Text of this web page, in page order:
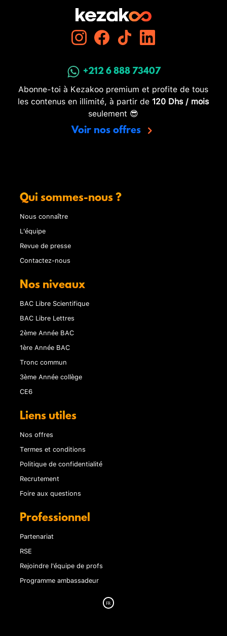
+212 6 888 73407
Abonne-toi à Kezakoo premium et profite de tous
les contenus en illimité, à partir de 120 Dhs / mois
seulement 😎
Voir nos offres
Qui sommes-nous ?
Nous connaître
L'équipe
Revue de presse
Contactez-nous
Nos niveaux
BAC Libre Scientifique
BAC Libre Lettres
2ème Année BAC
1ère Année BAC
Tronc commun
3ème Année collège
CE6
Liens utiles
Nos offres
Termes et conditions
Politique de confidentialité
Recrutement
Foire aux questions
Professionnel
Partenariat
RSE
Rejoindre l'équipe de profs
Programme ambassadeur